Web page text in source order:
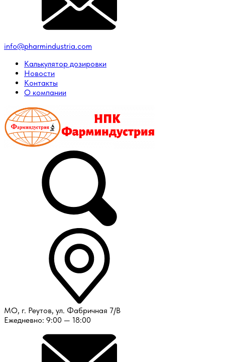
info@pharmindustria.com
Калькулятор дозировки
Новости
Контакты
О компании
МО, г. Реутов, ул. Фабричная 7/В
Ежедневно: 9:00 — 18:00